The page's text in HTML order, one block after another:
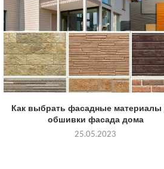
Как выбрать фасадные материалы
обшивки фасада дома
25.05.2023